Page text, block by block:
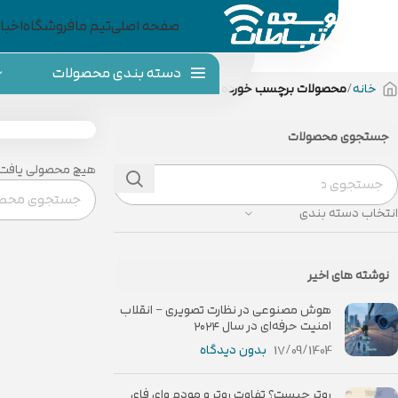
صفحه اصلیتیم مافروشگاه
دسته بندی محصولات
خانه محصولات برچسب خورده “router board”
جستجوی محصولات
انتخاب دسته بندی
نوشته های اخیر
هوش مصنوعی در نظارت تصویری – انقلاب
امنیت حرفه‌ای در سال ۲۰۲۴
17/09/1404 بدون دیدگاه
هیچ محصولی